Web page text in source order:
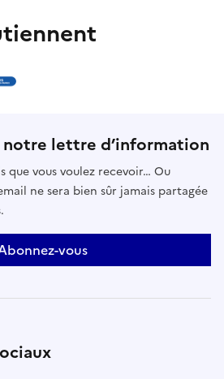
notre lettre d’information
que vous voulez recevoir… Ou
ne sera bien sûr jamais partagée
vous